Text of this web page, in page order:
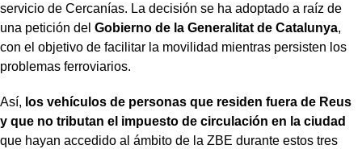
servicio de Cercanías. La decisión se ha adoptado a raíz de
una petición del Gobierno de la Generalitat de Catalunya,
con el objetivo de facilitar la movilidad mientras persisten los
problemas ferroviarios.
Así, los vehículos de personas que residen fuera de Reus
y que no tributan el impuesto de circulación en la ciudad
que hayan accedido al ámbito de la ZBE durante estos tres